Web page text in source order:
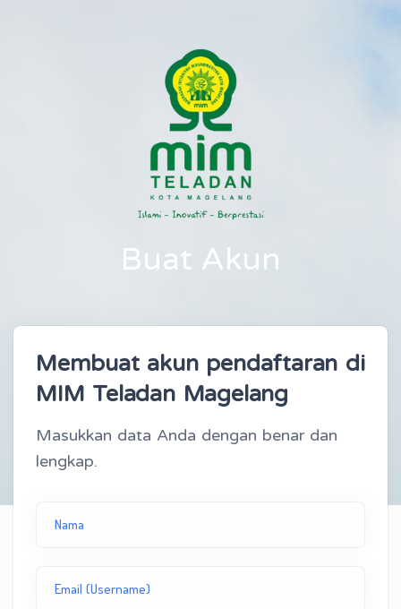
Buat Akun
Membuat akun pendaftaran di
MIM Teladan Magelang
Masukkan data Anda dengan benar dan
lengkap.
Nama
Email (Username)